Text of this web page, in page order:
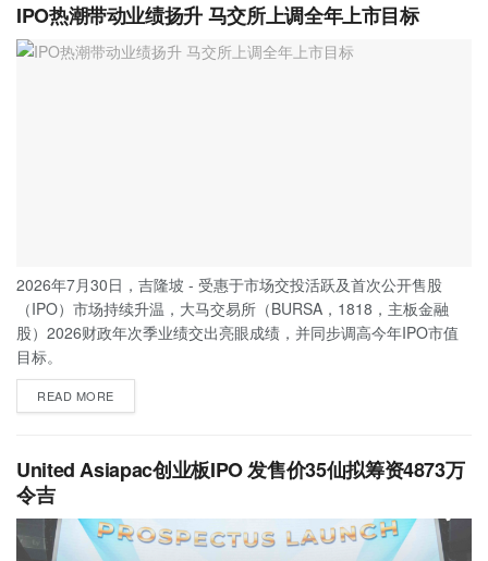
IPO热潮带动业绩扬升 马交所上调全年上市目标
2026年7月30日，吉隆坡 - 受惠于市场交投活跃及首次公开售股
（IPO）市场持续升温，大马交易所（BURSA，1818，主板金融
股）2026财政年次季业绩交出亮眼成绩，并同步调高今年IPO市值
目标。
READ MORE
United Asiapac创业板IPO 发售价35仙拟筹资4873万
令吉